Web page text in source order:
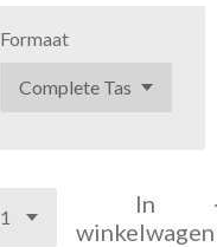
Formaat
In
winkelwagen